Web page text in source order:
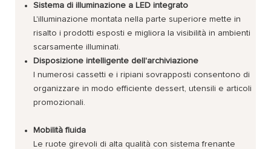
Sistema di illuminazione a LED integrato
L'illuminazione montata nella parte superiore mette in
risalto i prodotti esposti e migliora la visibilità in ambienti
scarsamente illuminati.
Disposizione intelligente dell'archiviazione
I numerosi cassetti e i ripiani sovrapposti consentono di
organizzare in modo efficiente dessert, utensili e articoli
promozionali.
Mobilità fluida
Le ruote girevoli di alta qualità con sistema frenante